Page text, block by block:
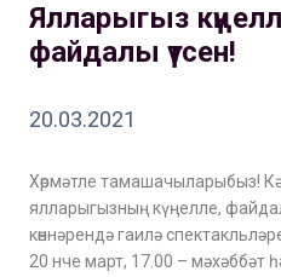
Ялларыгыз
файдалы үтсен!
20.03.2021
Хөрмәтле тамашачыларыбыз!
ялларыгызның күңелле,
көннәрендә гаилә
20 нче март, 17.00 – мәхәббәт